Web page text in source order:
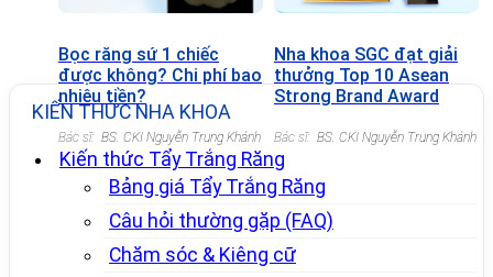
Bọc răng sứ 1 chiếc
được không? Chi phí bao
nhiêu tiền?
Bác sĩ: BS. CKI Nguyễn Trung Khánh
Nha khoa SGC đạt giải
thưởng Top 10 Asean
Strong Brand Award
Bác sĩ: BS. CKI Nguyễn Trung Khánh
KIẾN THỨC NHA KHOA
Kiến thức Tẩy Trắng Răng
Bảng giá Tẩy Trắng Răng
Câu hỏi thường gặp (FAQ)
Chăm sóc & Kiêng cữ